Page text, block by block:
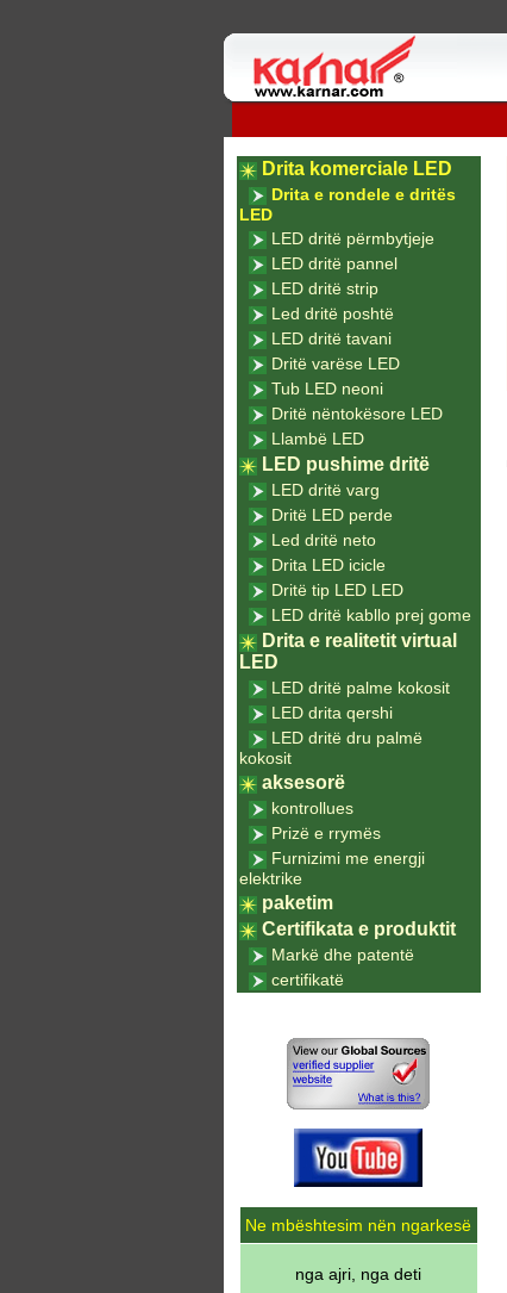
Drita komerciale LED
Drita e rondele e dritës
LED
LED dritë përmbytjeje
LED dritë pannel
LED dritë strip
Led dritë poshtë
LED dritë tavani
Dritë varëse LED
Tub LED neoni
Dritë nëntokësore LED
Llambë LED
LED pushime dritë
LED dritë varg
Dritë LED perde
Led dritë neto
Drita LED icicle
Dritë tip LED LED
LED dritë kabllo prej gome
Drita e realitetit virtual
LED
LED dritë palme kokosit
LED drita qershi
LED dritë dru palmë
kokosit
aksesorë
kontrollues
Prizë e rrymës
Furnizimi me energji
elektrike
paketim
Certifikata e produktit
Markë dhe patentë
certifikatë
Ne mbështesim nën ngarkesë
nga ajri, nga deti